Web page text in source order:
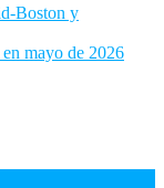
Boston y
mayo de 2026